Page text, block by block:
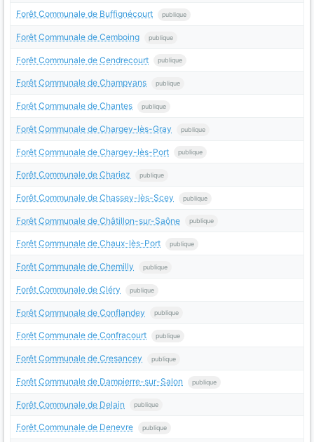
Forêt Communale de Buffignécourt publique
Forêt Communale de Cemboing publique
Forêt Communale de Cendrecourt publique
Forêt Communale de Champvans publique
Forêt Communale de Chantes publique
Forêt Communale de Chargey-lès-Gray publique
Forêt Communale de Chargey-lès-Port publique
Forêt Communale de Chariez publique
Forêt Communale de Chassey-lès-Scey publique
Forêt Communale de Châtillon-sur-Saône publique
Forêt Communale de Chaux-lès-Port publique
Forêt Communale de Chemilly publique
Forêt Communale de Cléry publique
Forêt Communale de Conflandey publique
Forêt Communale de Confracourt publique
Forêt Communale de Cresancey publique
Forêt Communale de Dampierre-sur-Salon publique
Forêt Communale de Delain publique
Forêt Communale de Denevre publique